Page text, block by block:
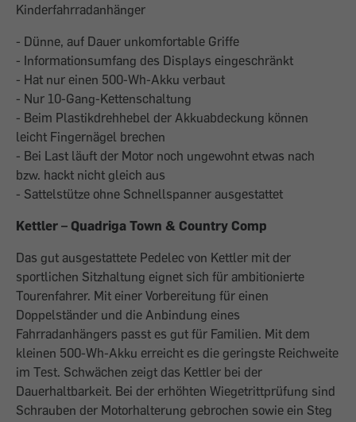
Kinderfahrradanhänger
- Dünne, auf Dauer unkomfortable Griffe
- Informationsumfang des Displays eingeschränkt
- Hat nur einen 500-Wh-Akku verbaut
- Nur 10-Gang-Kettenschaltung
- Beim Plastikdrehhebel der Akkuabdeckung können
leicht Fingernägel brechen
- Bei Last läuft der Motor noch ungewohnt etwas nach
bzw. hackt nicht gleich aus
- Sattelstütze ohne Schnellspanner ausgestattet
Kettler – Quadriga Town & Country Comp
Das gut ausgestattete Pedelec von Kettler mit der
sportlichen Sitzhaltung eignet sich für ambitionierte
Tourenfahrer. Mit einer Vorbereitung für einen
Doppelständer und die Anbindung eines
Fahrradanhängers passt es gut für Familien. Mit dem
kleinen 500-Wh-Akku erreicht es die geringste Reichweite
im Test. Schwächen zeigt das Kettler bei der
Dauerhaltbarkeit. Bei der erhöhten Wiegetrittprüfung sind
Schrauben der Motorhalterung gebrochen sowie ein Steg